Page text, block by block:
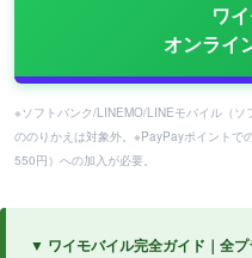
ワ
オンライ
※ソフトバンク/LINEMO/LINEモバイル（ソ
ののりかえは対象外。※PayPayポイントで
550円）への加入が必要。
▼ ワイモバイル完全ガイド｜全